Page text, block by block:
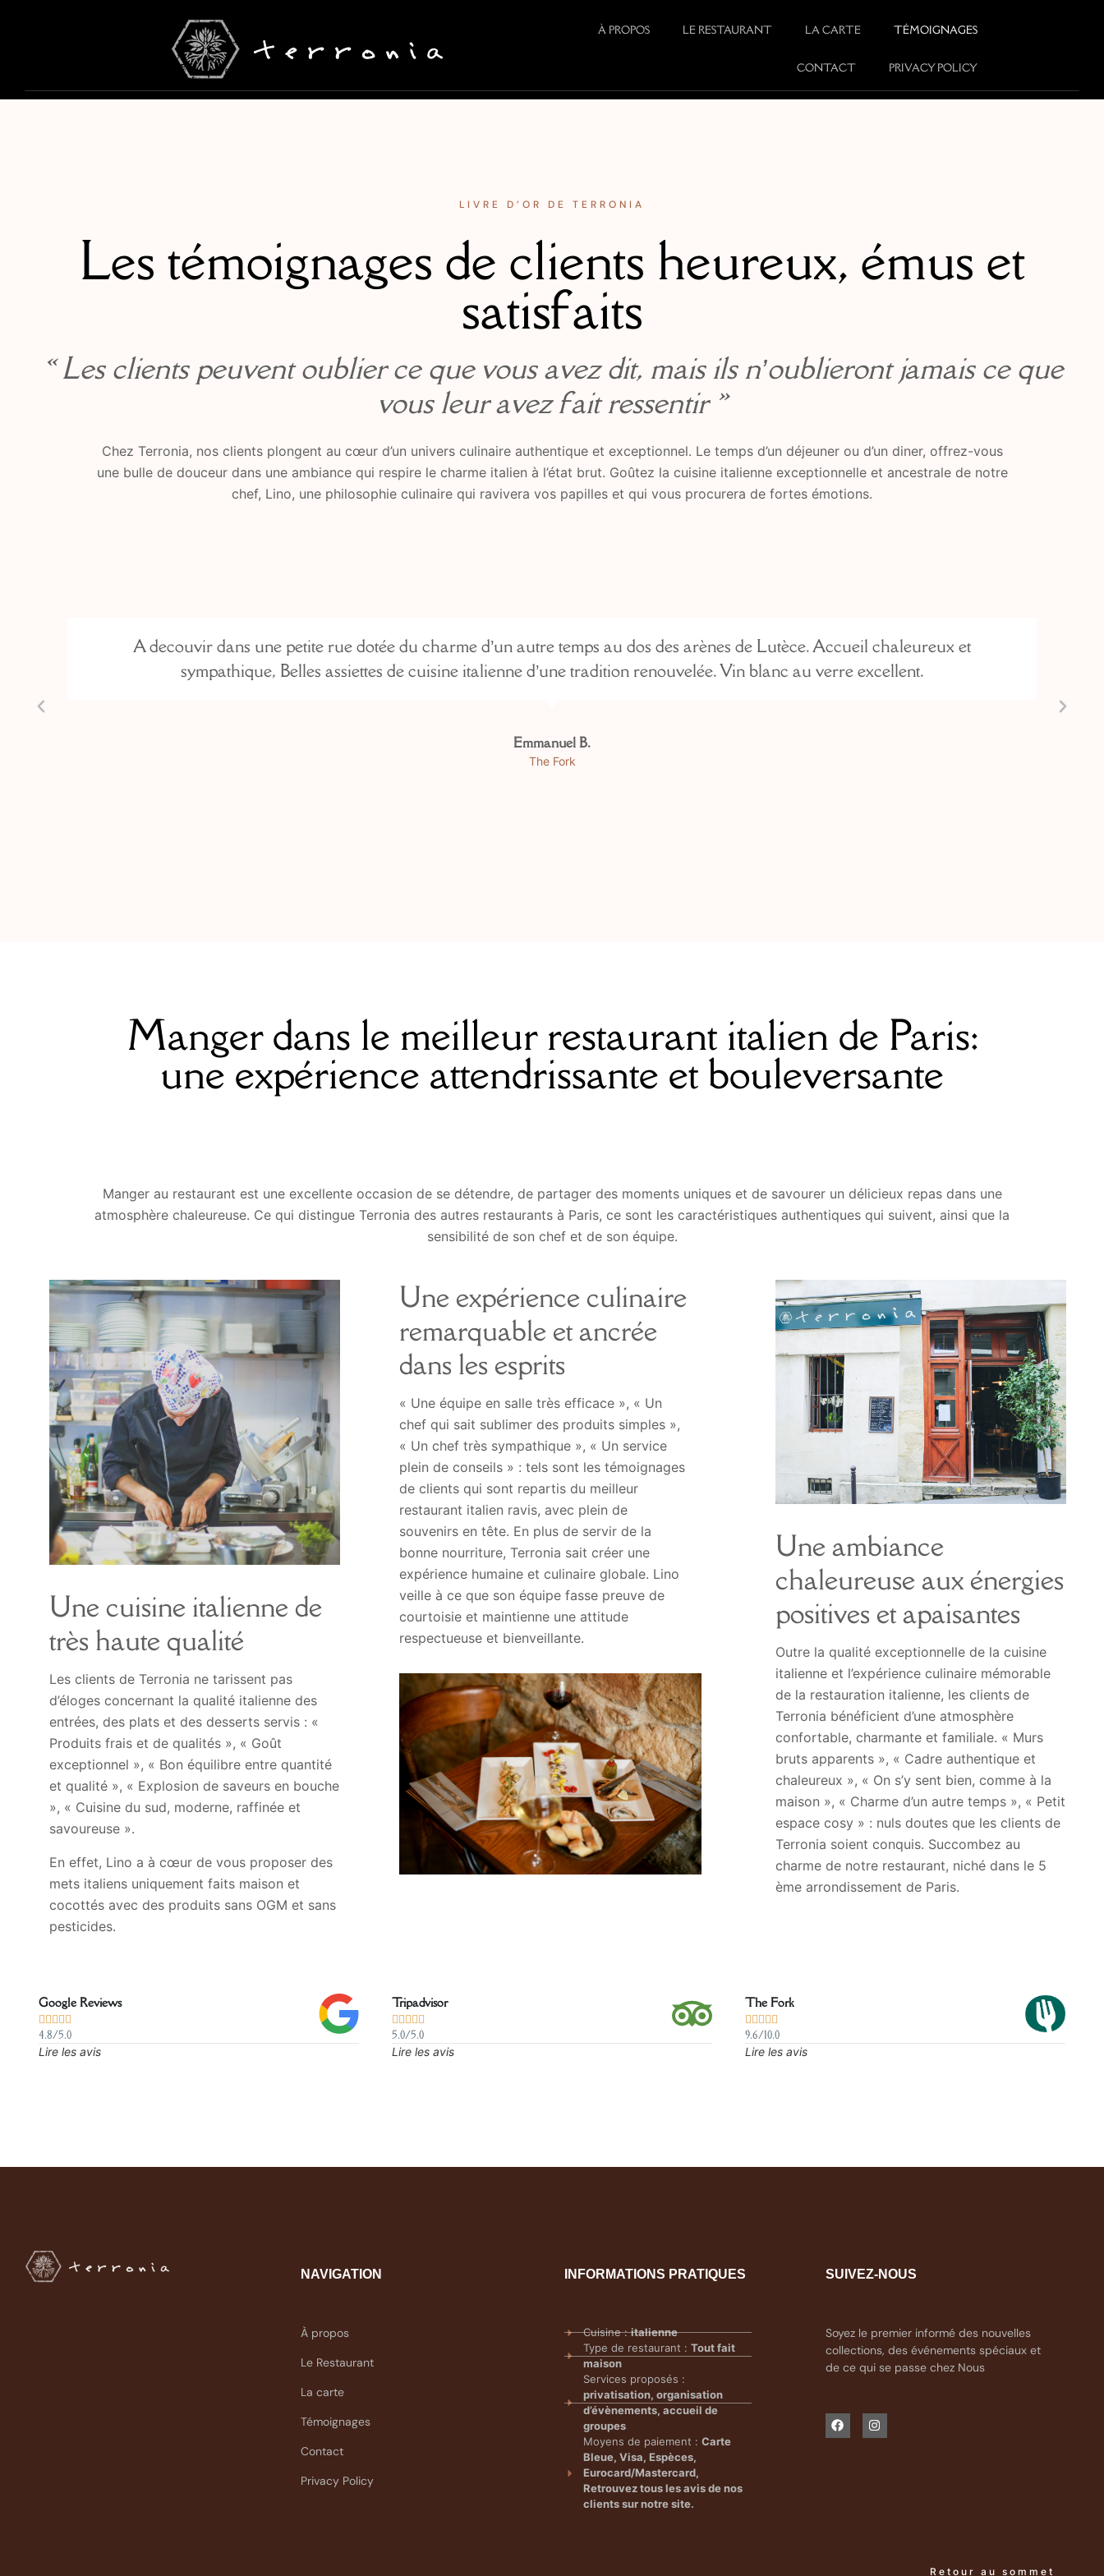
À PROPOS LE RESTAURANT LA CARTE TÉMOIGNAGES
CONTACT PRIVACY POLICY
LIVRE D’OR DE TERRONIA
Les témoignages de clients heureux, émus et
satisfaits
« Les clients peuvent oublier ce que vous avez dit, mais ils n’oublieront jamais ce que
vous leur avez fait ressentir »
Chez Terronia, nos clients plongent au cœur d’un univers culinaire authentique et exceptionnel. Le temps d’un déjeuner ou d’un diner, offrez-vous
une bulle de douceur dans une ambiance qui respire le charme italien à l’état brut. Goûtez la cuisine italienne exceptionnelle et ancestrale de notre
chef, Lino, une philosophie culinaire qui ravivera vos papilles et qui vous procurera de fortes émotions.
A decouvir dans une petite rue dotée du charme d’un autre temps au dos des arènes de Lutèce. Accueil chaleureux et
sympathique, Belles assiettes de cuisine italienne d’une tradition renouvelée. Vin blanc au verre excellent.
Emmanuel B.
The Fork
Manger dans le meilleur restaurant italien de Paris:
une expérience attendrissante et bouleversante
Manger au restaurant est une excellente occasion de se détendre, de partager des moments uniques et de savourer un délicieux repas dans une
atmosphère chaleureuse. Ce qui distingue Terronia des autres restaurants à Paris, ce sont les caractéristiques authentiques qui suivent, ainsi que la
sensibilité de son chef et de son équipe.
Une cuisine italienne de
très haute qualité
Les clients de Terronia ne tarissent pas
d’éloges concernant la qualité italienne des
entrées, des plats et des desserts servis : «
Produits frais et de qualités », « Goût
exceptionnel », « Bon équilibre entre quantité
et qualité », « Explosion de saveurs en bouche
», « Cuisine du sud, moderne, raffinée et
savoureuse ».
En effet, Lino a à cœur de vous proposer des
mets italiens uniquement faits maison et
cocottés avec des produits sans OGM et sans
pesticides.
Une expérience culinaire
remarquable et ancrée
dans les esprits
« Une équipe en salle très efficace », « Un
chef qui sait sublimer des produits simples »,
« Un chef très sympathique », « Un service
plein de conseils » : tels sont les témoignages
de clients qui sont repartis du meilleur
restaurant italien ravis, avec plein de
souvenirs en tête. En plus de servir de la
bonne nourriture, Terronia sait créer une
expérience humaine et culinaire globale. Lino
veille à ce que son équipe fasse preuve de
courtoisie et maintienne une attitude
respectueuse et bienveillante.
Une ambiance
chaleureuse aux énergies
positives et apaisantes
Outre la qualité exceptionnelle de la cuisine
italienne et l’expérience culinaire mémorable
de la restauration italienne, les clients de
Terronia bénéficient d’une atmosphère
confortable, charmante et familiale. « Murs
bruts apparents », « Cadre authentique et
chaleureux », « On s’y sent bien, comme à la
maison », « Charme d’un autre temps », « Petit
espace cosy » : nuls doutes que les clients de
Terronia soient conquis. Succombez au
charme de notre restaurant, niché dans le 5
ème arrondissement de Paris.
Google Reviews
    
4.8/5.0
Lire les avis
Tripadvisor
    
5.0/5.0
Lire les avis
The Fork
    
9.6/10.0
Lire les avis
NAVIGATION
À propos
Le Restaurant
La carte
Témoignages
Contact
Privacy Policy
INFORMATIONS PRATIQUES
Cuisine :italienne
Type de restaurant : Tout fait
maison
Services proposés :
privatisation, organisation
d’évènements, accueil de
groupes
Moyens de paiement : Carte
Bleue, Visa, Espèces,
Eurocard/Mastercard,
Retrouvez tous les avis de nos
clients sur notre site.
SUIVEZ-NOUS
Soyez le premier informé des nouvelles
collections, des événements spéciaux et
de ce qui se passe chez Nous
Retour au sommet